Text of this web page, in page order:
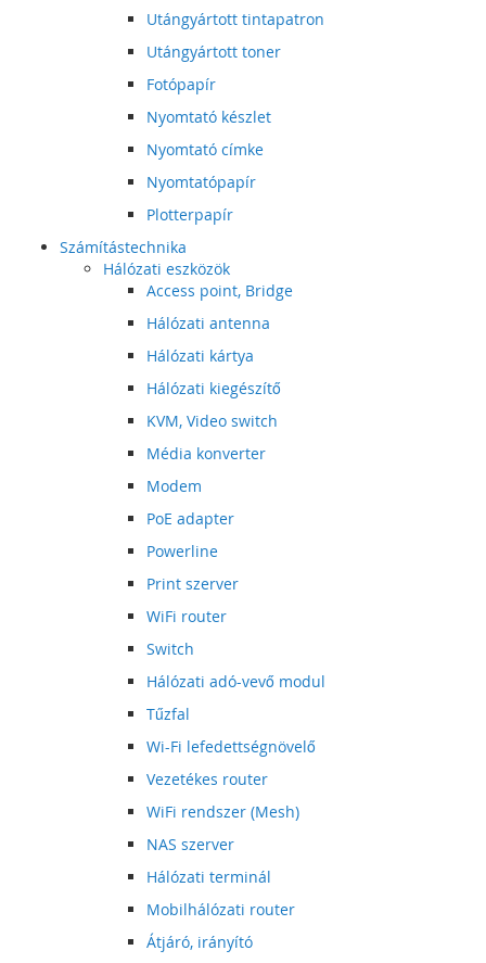
Utángyártott tintapatron
Utángyártott toner
Fotópapír
Nyomtató készlet
Nyomtató címke
Nyomtatópapír
Plotterpapír
Számítástechnika
Hálózati eszközök
Access point, Bridge
Hálózati antenna
Hálózati kártya
Hálózati kiegészítő
KVM, Video switch
Média konverter
Modem
PoE adapter
Powerline
Print szerver
WiFi router
Switch
Hálózati adó-vevő modul
Tűzfal
Wi-Fi lefedettségnövelő
Vezetékes router
WiFi rendszer (Mesh)
NAS szerver
Hálózati terminál
Mobilhálózati router
Átjáró, irányító